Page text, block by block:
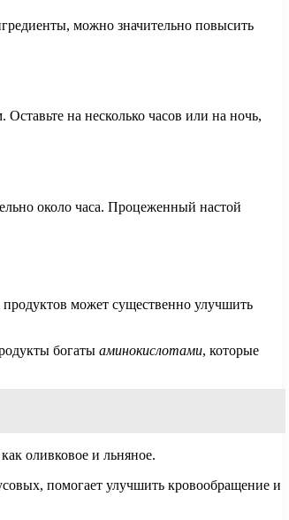
можно значительно повысить
на несколько часов или на ночь,
около часа. Процеженный настой
может существенно улучшить
богаты аминокислотами, которые
оливковое и льняное.
помогает улучшить кровообращение и